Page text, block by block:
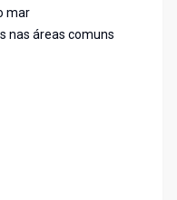
mar
nas áreas comuns